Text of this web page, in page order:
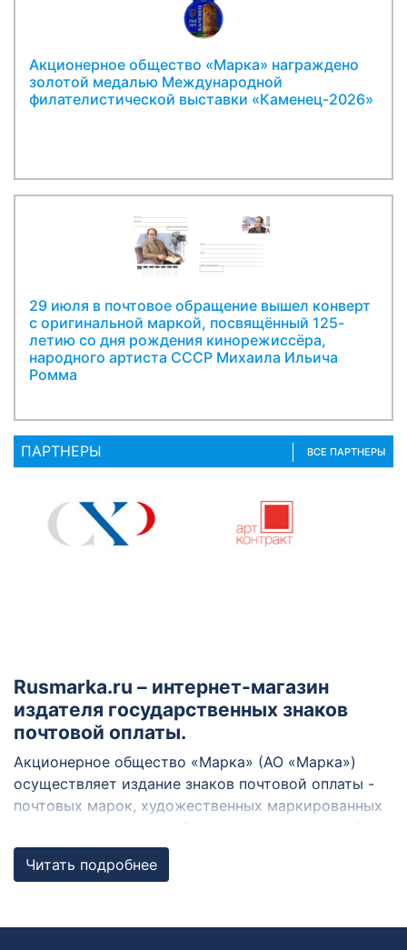
Акционерное общество «Марка» награждено
золотой медалью Международной
филателистической выставки «Каменец-2026»
29 июля в почтовое обращение вышел конверт
с оригинальной маркой, посвящённый 125-
летию со дня рождения кинорежиссёра,
народного артиста СССР Михаила Ильича
Ромма
ПАРТНЕРЫ ВСЕ ПАРТНЕРЫ
Rusmarka.ru – интернет-магазин
издателя государственных знаков
почтовой оплаты.
Акционерное общество «Марка» (АО «Марка»)
осуществляет издание знаков почтовой оплаты -
почтовых марок, художественных маркированных
продукции также входят открытки,
филателистические наборы, буклеты, каталоги. В
Читать подробнее